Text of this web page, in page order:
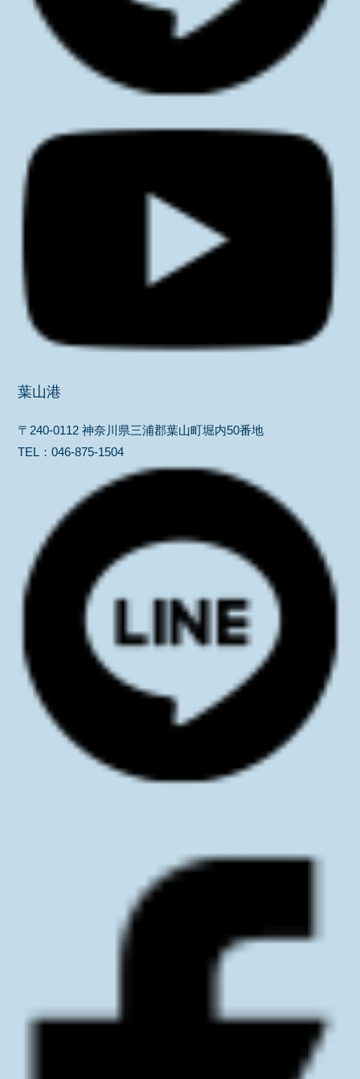
葉山港
〒240-0112 神奈川県三浦郡葉山町堀内50番地
TEL：046-875-1504